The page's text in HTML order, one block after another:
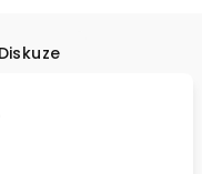
Diskuze